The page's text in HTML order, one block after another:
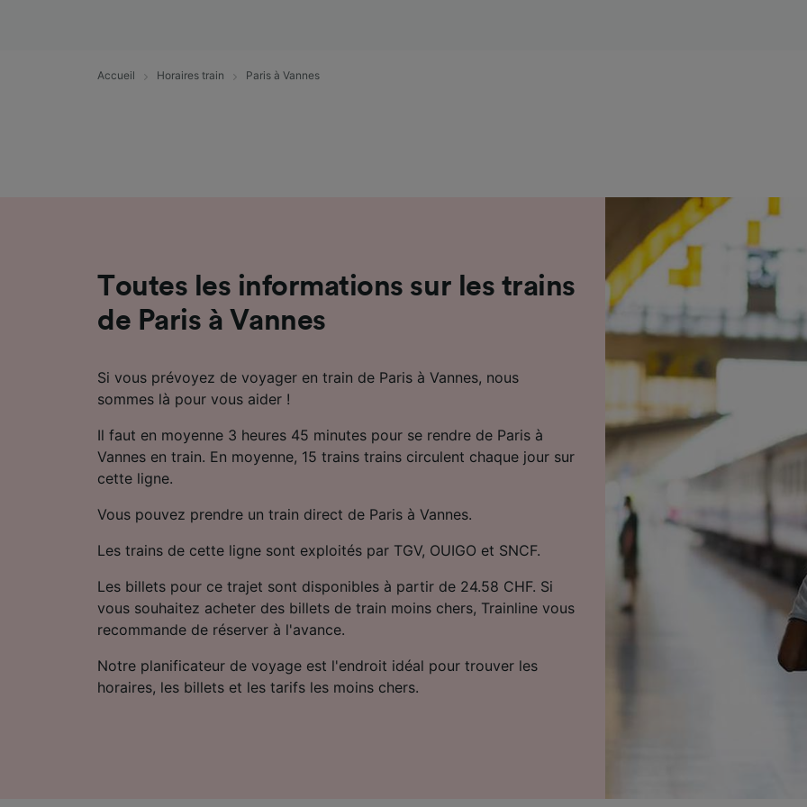
Accueil Horaires train Paris à Vannes
Toutes les informations sur les trains
de Paris à Vannes
Si vous prévoyez de voyager en train de Paris à Vannes, nous
sommes là pour vous aider !
Il faut en moyenne 3 heures 45 minutes pour se rendre de Paris à
Vannes en train. En moyenne, 15 trains trains circulent chaque jour sur
cette ligne.
Vous pouvez prendre un train direct de Paris à Vannes.
Les trains de cette ligne sont exploités par TGV, OUIGO et SNCF.
Les billets pour ce trajet sont disponibles à partir de 24.58 CHF. Si
vous souhaitez acheter des billets de train moins chers, Trainline vous
recommande de réserver à l'avance.
Notre planificateur de voyage est l'endroit idéal pour trouver les
horaires, les billets et les tarifs les moins chers.